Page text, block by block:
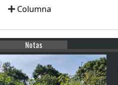
Columna
Notas